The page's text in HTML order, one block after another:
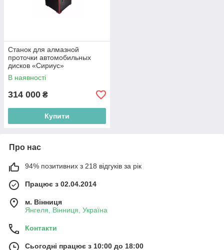
Станок для алмазной
проточки автомобильных
дисков «Сириус»
В наявності
314 000 ₴
Купити
Про нас
94% позитивних з 218 відгуків за рік
Працює з 02.04.2014
м. Вінниця
Янгеля, Вінниця, Україна
Контакти
Сьогодні працює з 10:00 до 18:00